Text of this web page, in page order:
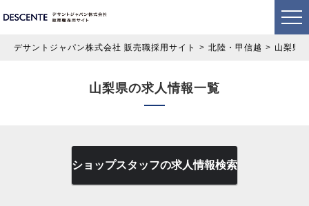
デサントジャパン株式会社 販売職採用サイト 北陸・甲信越 山梨県
山梨県の求人情報一覧
ショップスタッフの求人情報検索